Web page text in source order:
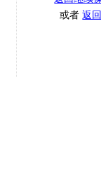
或者返